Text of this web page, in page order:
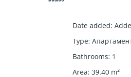
Date added:
Type:
Bathrooms: 1
Area: 39.40 m²